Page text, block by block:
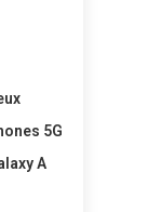
5G
A